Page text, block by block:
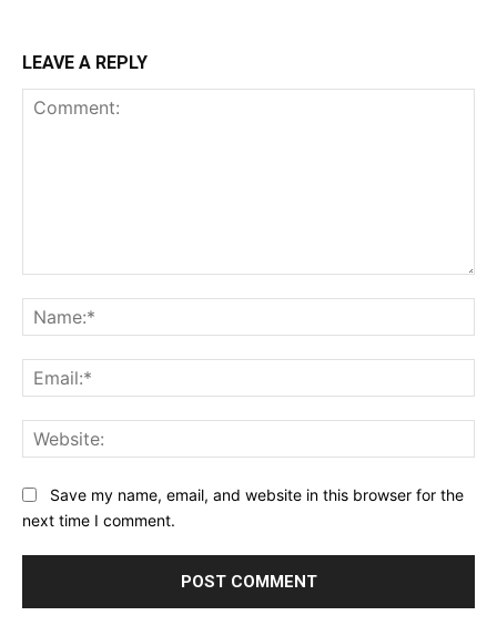
LEAVE A REPLY
Save my name, email, and website in this browser for the
next time I comment.